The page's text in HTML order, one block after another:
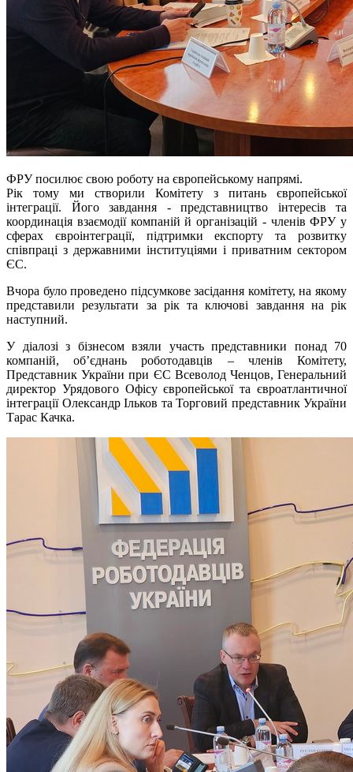
ФРУ посилює свою роботу на європейському напрямі.
Рік тому ми створили Комітету з питань європейської
інтеграції. Його завдання - представництво інтересів та
координація взаємодії компаній й організацій - членів ФРУ у
сферах євроінтеграції, підтримки експорту та розвитку
співпраці з державними інституціями і приватним сектором
ЄС.
Вчора було проведено підсумкове засідання комітету, на якому
представили результати за рік та ключові завдання на рік
наступний.
У діалозі з бізнесом взяли участь представники понад 70
компаній, об’єднань роботодавців – членів Комітету,
Представник України при ЄС Всеволод Ченцов, Генеральний
директор Урядового Офісу європейської та євроатлантичної
інтеграції Олександр Ільков та Торговий представник України
Тарас Качка.